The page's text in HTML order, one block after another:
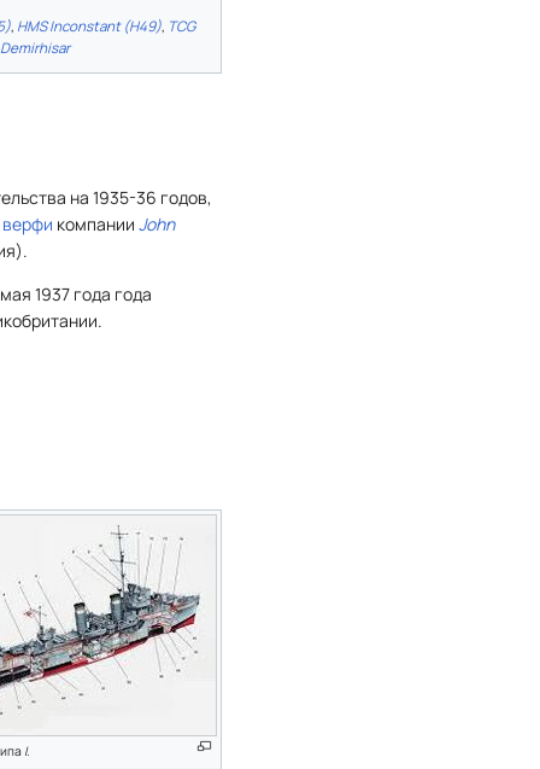
, HMS Inconstant (H49), TCG
Demirhisar
на 1935-36 годов,
верфи компании John
1937 года года
I.